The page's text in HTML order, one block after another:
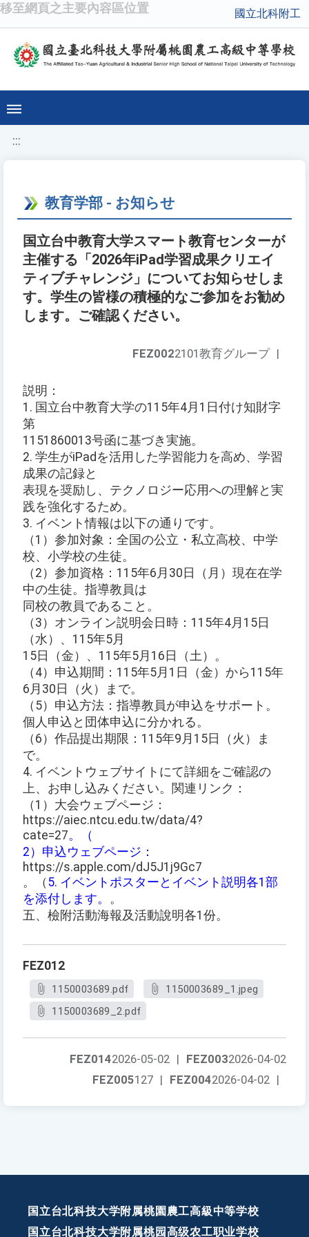
移至網頁之主要內容區位置 國立北科附工
:::
教育学部 - お知らせ
国立台中教育大学スマート教育センターが
主催する「2026年iPad学習成果クリエイ
ティブチャレンジ」についてお知らせしま
す。学生の皆様の積極的なご参加をお勧め
します。ご確認ください。
FEZ0022101教育グループ |
説明：
1. 国立台中教育大学の115年4月1日付け知財字
第
1151860013号函に基づき実施。
2. 学生がiPadを活用した学習能力を高め、学習
成果の記録と
表現を奨励し、テクノロジー応用への理解と実
践を強化するため。
3. イベント情報は以下の通りです。
（1）参加対象：全国の公立・私立高校、中学
校、小学校の生徒。
（2）参加資格：115年6月30日（月）現在在学
中の生徒。指導教員は
同校の教員であること。
（3）オンライン説明会日時：115年4月15日
（水）、115年5月
15日（金）、115年5月16日（土）。
（4）申込期間：115年5月1日（金）から115年
6月30日（火）まで。
（5）申込方法：指導教員が申込をサポート。
個人申込と団体申込に分かれる。
（6）作品提出期限：115年9月15日（火）ま
で。
4. イベントウェブサイトにて詳細をご確認の
上、お申し込みください。関連リンク：
（1）大会ウェブページ：
https://aiec.ntcu.edu.tw/data/4?
cate=27。（
2）申込ウェブページ：
https://s.apple.com/dJ5J1j9Gc7
。（ 5. イベントポスターとイベント説明各1部
を添付します。 。
五、檢附活動海報及活動說明各1份。
FEZ012
1150003689.pdf
1150003689_1.jpeg
1150003689_2.pdf
FEZ0032026-04-02
FEZ0142026-05-02 |
FEZ0042026-04-02 |
FEZ005127 |
国立台北科技大学附属桃園農工高級中等学校
国立台北科技大学附属桃园高级农工职业学校